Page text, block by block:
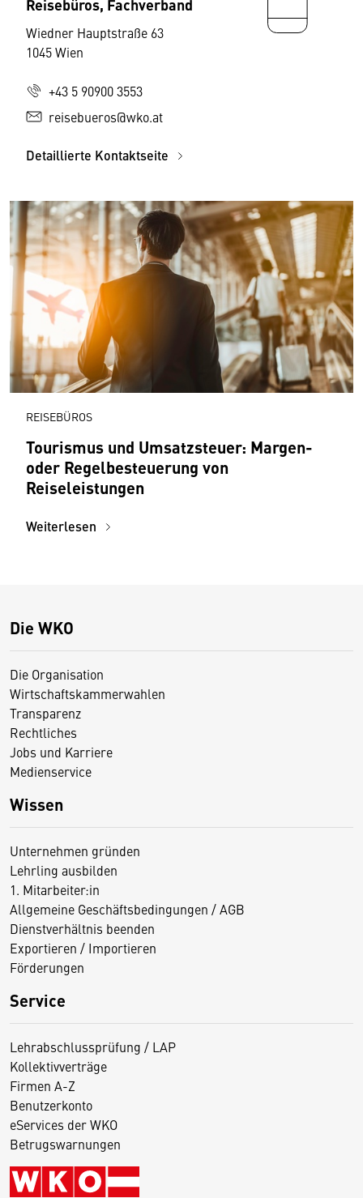
Wiedner Hauptstraße 63
1045 Wien
+43 5 90900 3553
reisebueros@wko.at
Detaillierte Kontaktseite
REISEBÜROS
Tourismus und Umsatzsteuer: Margen-
oder Regelbesteuerung von
Reiseleistungen
Weiterlesen
Die WKO
Die Organisation
Wirtschaftskammerwahlen
Transparenz
Rechtliches
Jobs und Karriere
Medienservice
Wissen
Unternehmen gründen
Lehrling ausbilden
1. Mitarbeiter:in
Allgemeine Geschäftsbedingungen / AGB
Dienstverhältnis beenden
Exportieren / Importieren
Förderungen
Service
Lehrabschlussprüfung / LAP
Kollektivverträge
Firmen A-Z
Benutzerkonto
eServices der WKO
Betrugswarnungen